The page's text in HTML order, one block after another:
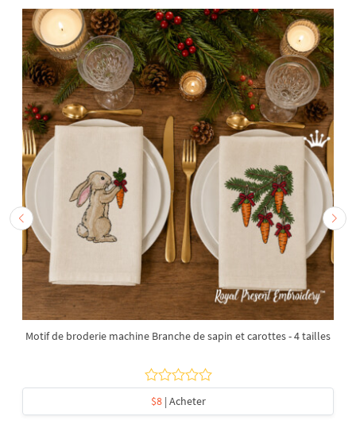
Motif de broderie machine Branche de sapin et carottes - 4 tailles
$8| Acheter